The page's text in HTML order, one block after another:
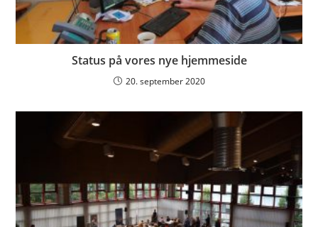
Status på vores nye hjemmeside
20. september 2020